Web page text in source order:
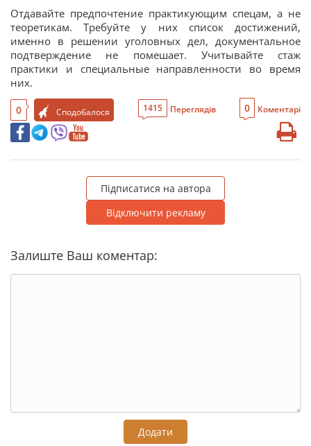
Отдавайте предпочтение практикующим спецам, а не
теоретикам. Требуйте у них список достижений,
именно в решении уголовных дел, документальное
подтверждение не помешает. Учитывайте стаж
практики и специальные направленности во время
них.
0 Сподобалося 1415 Переглядів 0 Коментарі
Підписатися на автора
Відключити рекламу
Залиште Ваш коментар:
Додати